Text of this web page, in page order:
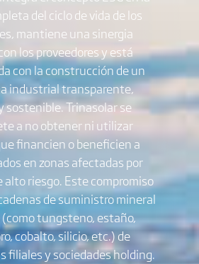
del ciclo de vida de los
mantiene una sinergia
los proveedores y está
con la construcción de un
industrial transparente,
sostenible. Trinasolar se
a no obtener ni utilizar
financien o beneficien a
en zonas afectadas por
alto riesgo. Este compromiso
de suministro mineral
tungsteno, estaño,
cobalto, silicio, etc.) de
filiales y sociedades holding.